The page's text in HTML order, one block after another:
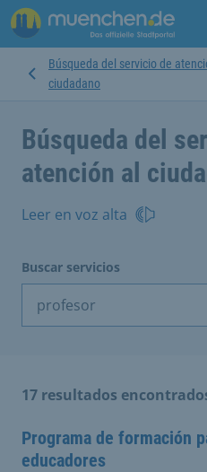
Búsqueda del servicio de
ciudadano
Búsqueda del
atención al
Leer en voz alta
Buscar servicios
17 resultados
Programa de formación
educadores